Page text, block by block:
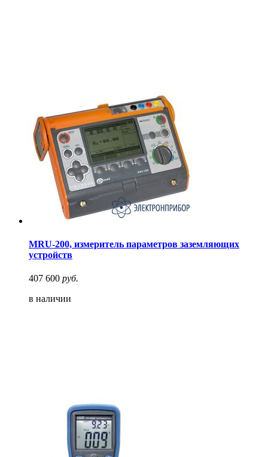
MRU-200, измеритель параметров заземляющих
устройств
407 600 руб.
в наличии